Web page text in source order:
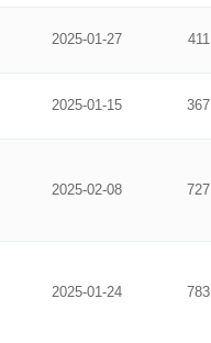
2025-01-27 411
2025-01-15 367
2025-02-08 727
2025-01-24 783